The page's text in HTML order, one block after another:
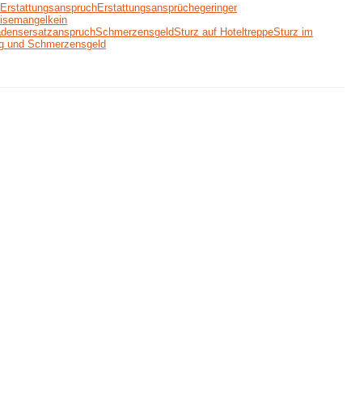
ErstattungsanspruchErstattungsansprüchegeringer
kein
SchmerzensgeldSturz auf HoteltreppeSturz im
und Schmerzensgeld